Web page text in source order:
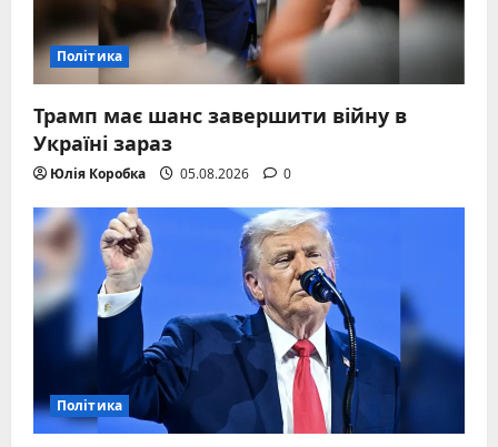
Політика
Трамп має шанс завершити війну в
Україні зараз
Юлія Коробка 05.08.2026 0
Політика